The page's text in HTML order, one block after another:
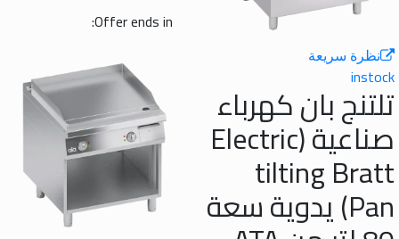
Offer ends in:
سريعة
بان كهرباء
صناعية (Electric
tilting
Pan) يدوية سعة